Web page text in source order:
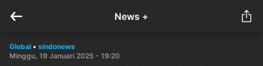
News +
Global • sindonews
Minggu, 19 Januari 2025 - 19:20